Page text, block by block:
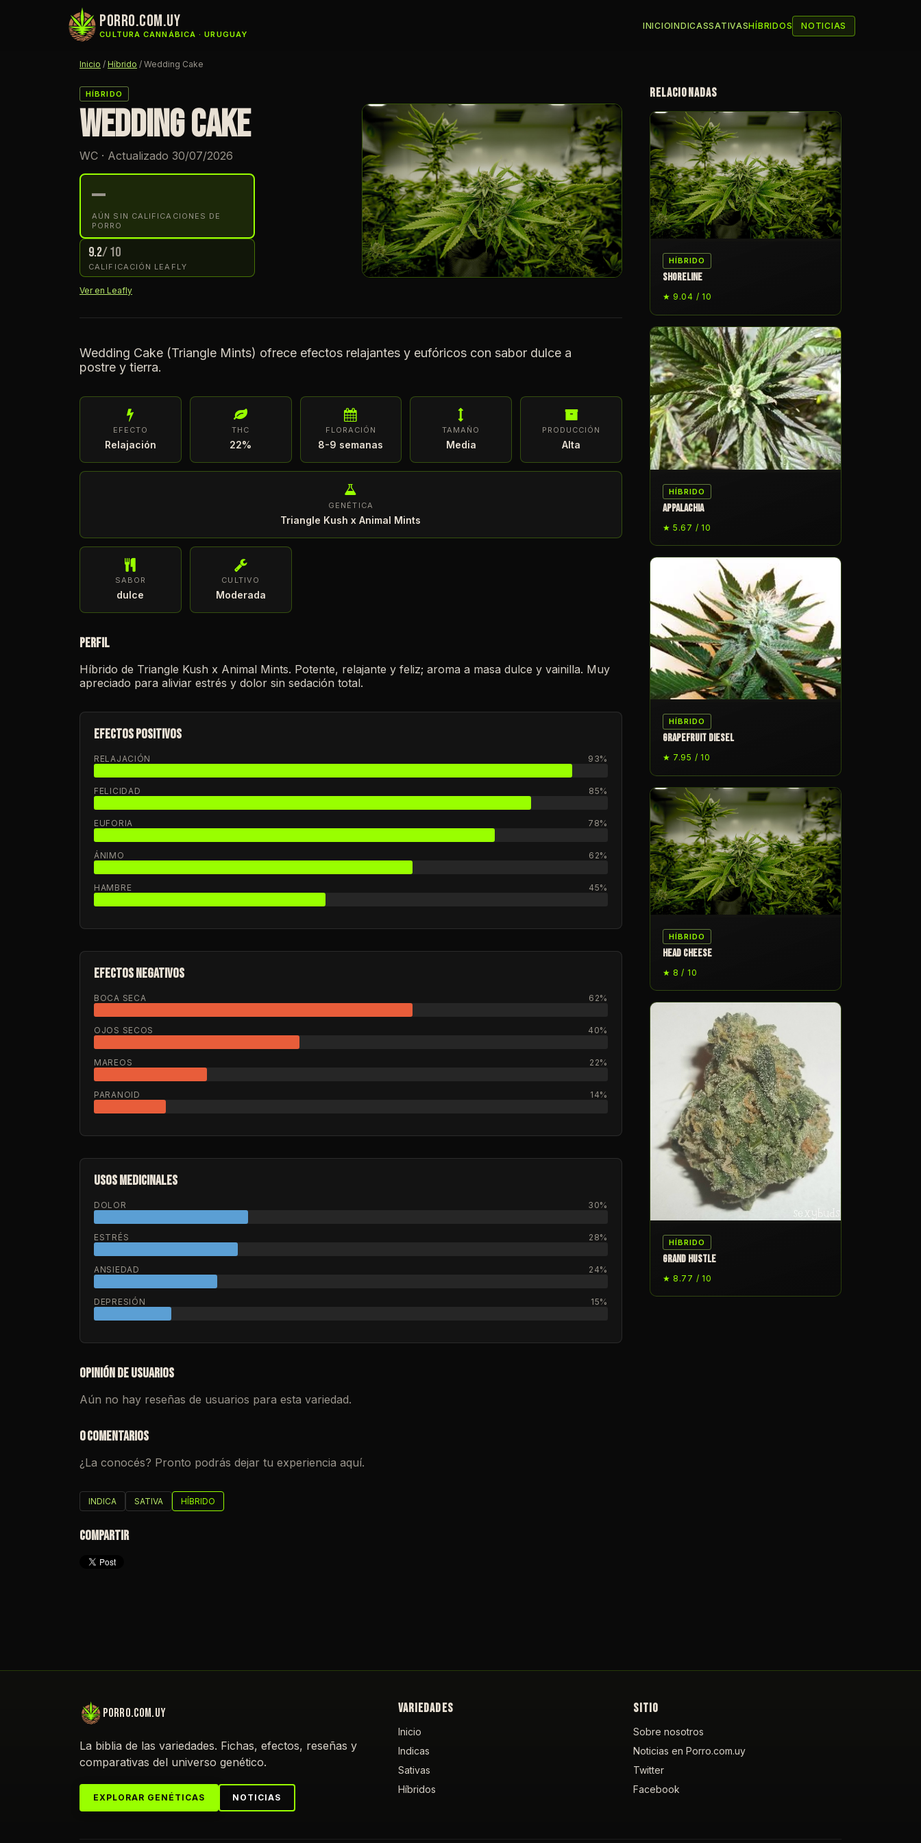
porro.com.uy
CULTURA CANNÁBICA · URUGUAY
INICIOINDICASSATIVASHÍBRIDOS NOTICIAS
Inicio / Híbrido / Wedding Cake
HÍBRIDO
WEDDING CAKE
WC · Actualizado 30/07/2026
—
AÚN SIN CALIFICACIONES DE
PORRO
9.2/ 10
CALIFICACIÓN LEAFLY
Ver en Leafly
Wedding Cake (Triangle Mints) ofrece efectos relajantes y eufóricos con sabor dulce a
postre y tierra.
EFECTO
Relajación
THC
22%
FLORACIÓN
8-9 semanas
TAMAÑO
Media
PRODUCCIÓN
Alta
GENÉTICA
Triangle Kush x Animal Mints
SABOR
dulce
CULTIVO
Moderada
PERFIL
Híbrido de Triangle Kush x Animal Mints. Potente, relajante y feliz; aroma a masa dulce y vainilla. Muy
apreciado para aliviar estrés y dolor sin sedación total.
EFECTOS POSITIVOS
RELAJACIÓN 93%
FELICIDAD 85%
EUFORIA 78%
ÁNIMO 62%
HAMBRE 45%
EFECTOS NEGATIVOS
BOCA SECA 62%
OJOS SECOS 40%
MAREOS 22%
PARANOID 14%
USOS MEDICINALES
DOLOR 30%
ESTRÉS 28%
ANSIEDAD 24%
DEPRESIÓN 15%
OPINIÓN DE USUARIOS
Aún no hay reseñas de usuarios para esta variedad.
0 COMENTARIOS
¿La conocés? Pronto podrás dejar tu experiencia aquí.
INDICA SATIVA HÍBRIDO
COMPARTIR
RELACIONADAS
HÍBRIDO
SHORELINE
★ 9.04 / 10
HÍBRIDO
APPALACHIA
★ 5.67 / 10
HÍBRIDO
GRAPEFRUIT DIESEL
★ 7.95 / 10
HÍBRIDO
HEAD CHEESE
★ 8 / 10
HÍBRIDO
GRAND HUSTLE
★ 8.77 / 10
porro.com.uy
La biblia de las variedades. Fichas, efectos, reseñas y
comparativas del universo genético.
EXPLORAR GENÉTICAS NOTICIAS
VARIEDADES
Inicio
Indicas
Sativas
Híbridos
SITIO
Sobre nosotros
Noticias en Porro.com.uy
Twitter
Facebook